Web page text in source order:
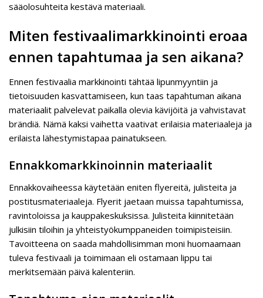
sääolosuhteita kestävä materiaali.
Miten festivaalimarkkinointi eroaa
ennen tapahtumaa ja sen aikana?
Ennen festivaalia markkinointi tähtää lipunmyyntiin ja
tietoisuuden kasvattamiseen, kun taas tapahtuman aikana
materiaalit palvelevat paikalla olevia kävijöitä ja vahvistavat
brändiä. Nämä kaksi vaihetta vaativat erilaisia materiaaleja ja
erilaista lähestymistapaa painatukseen.
Ennakkomarkkinoinnin materiaalit
Ennakkovaiheessa käytetään eniten flyereitä, julisteita ja
postitusmateriaaleja. Flyerit jaetaan muissa tapahtumissa,
ravintoloissa ja kauppakeskuksissa. Julisteita kiinnitetään
julkisiin tiloihin ja yhteistyökumppaneiden toimipisteisiin.
Tavoitteena on saada mahdollisimman moni huomaamaan
tuleva festivaali ja toimimaan eli ostamaan lippu tai
merkitsemään päivä kalenteriin.